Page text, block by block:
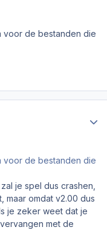
de bestanden die
de bestanden die
je spel dus crashen,
maar omdat v2.00 dus
je zeker weet dat je
met de